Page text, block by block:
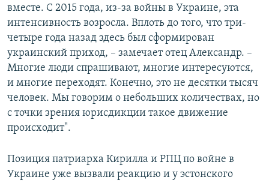
вместе. С 2015 года, из-за войны в Украине, эта
интенсивность возросла. Вплоть до того, что три-
четыре года назад здесь был сформирован
украинский приход, – замечает отец Александр. –
Многие люди спрашивают, многие интересуются,
и многие переходят. Конечно, это не десятки тысяч
человек. Мы говорим о небольших количествах, но
с точки зрения юрисдикции такое движение
происходит".
Позиция патриарха Кирилла и РПЦ по войне в
Украине уже вызвали реакцию и у эстонского